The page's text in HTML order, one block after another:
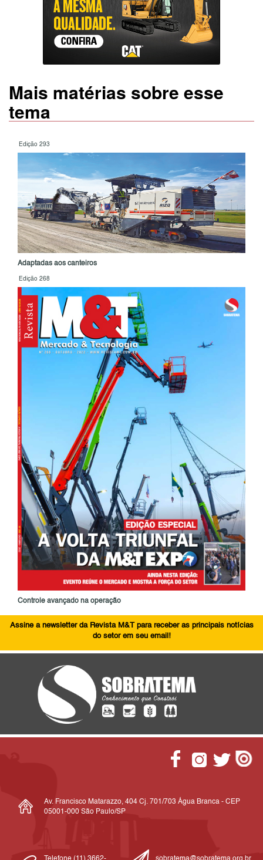
Mais matérias sobre esse
tema
Edição 293
Adaptadas aos canteiros
Edição 268
Controle avançado na operação
Assine a newsletter da Revista M&T para receber as principais notícias
do setor em seu email!
Av. Francisco Matarazzo, 404 Cj. 701/703 Água Branca - CEP
05001-000 São Paulo/SP